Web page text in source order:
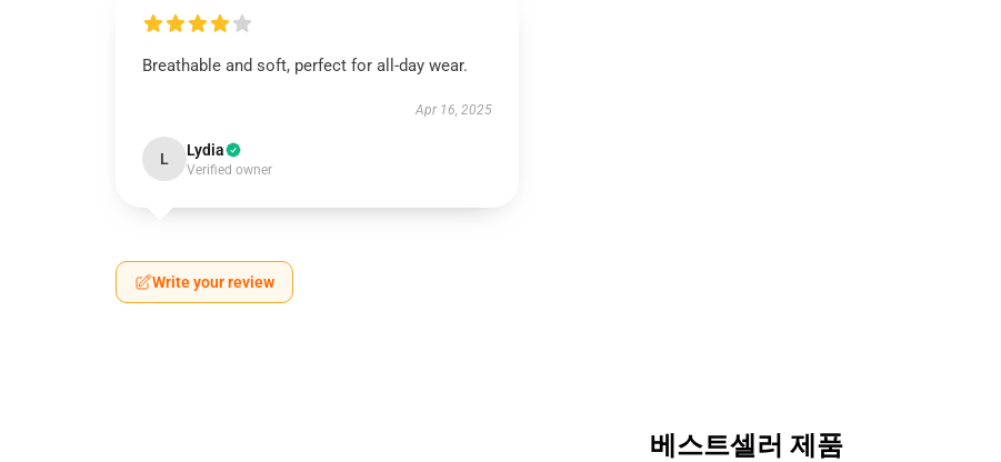
Breathable and soft, perfect for all-day wear.
Apr 16, 2025
L Lydia
Verified owner
Write your review
베스트셀러 제품